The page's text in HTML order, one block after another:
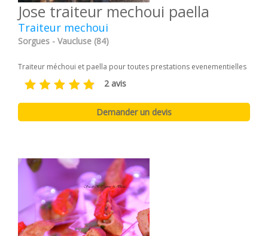
Jose traiteur mechoui paella
Traiteur mechoui
Sorgues - Vaucluse (84)
Traiteur méchoui et paella pour toutes prestations evenementielles
2 avis